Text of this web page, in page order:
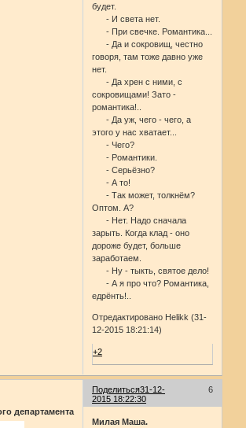
будет.
- И света нет.
- При свечке. Романтика...
- Да и сокровищ, честно
говоря, там тоже давно уже
нет.
- Да хрен с ними, с
сокровищами! Зато -
романтика!..
- Да уж, чего - чего, а
этого у нас хватает...
- Чего?
- Романтики.
- Серьёзно?
- А то!
- Так может, толкнём?
Оптом. А?
- Нет. Надо сначала
зарыть. Когда клад - оно
дороже будет, больше
заработаем.
- Ну - тыкть, святое дело!
- А я про что? Романтика,
едрёнть!..
Отредактировано Helikk (31-
12-2015 18:21:14)
+2
Поделиться 6
31-12-
2015 18:22:30
департамента
Милая Маша.